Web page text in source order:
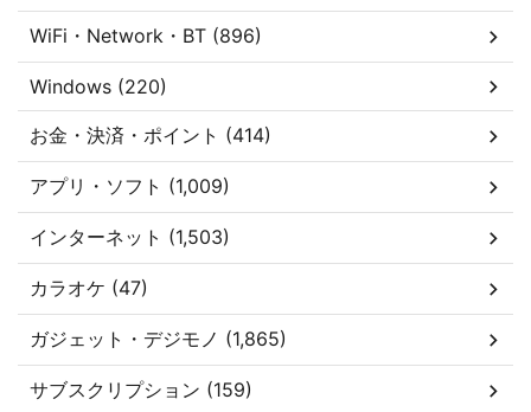
WiFi・Network・BT (896)
Windows (220)
お金・決済・ポイント (414)
アプリ・ソフト (1,009)
インターネット (1,503)
カラオケ (47)
ガジェット・デジモノ (1,865)
サブスクリプション (159)